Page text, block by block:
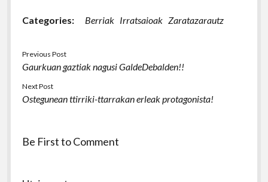
Categories: Berriak Irratsaioak Zaratazarautz
Previous Post
Gaurkuan gaztiak nagusi GaldeDebalden!!
Next Post
Ostegunean ttirriki-ttarrakan erleak protagonista!
Be First to Comment